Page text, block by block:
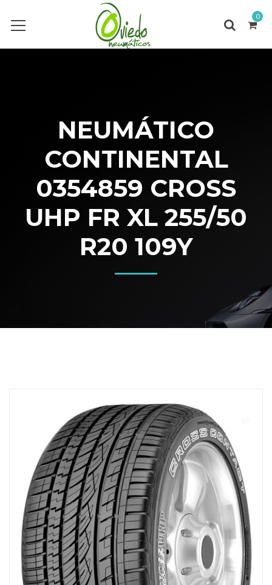
0
NEUMÁTICO
CONTINENTAL
0354859 CROSS
UHP FR XL 255/50
R20 109Y